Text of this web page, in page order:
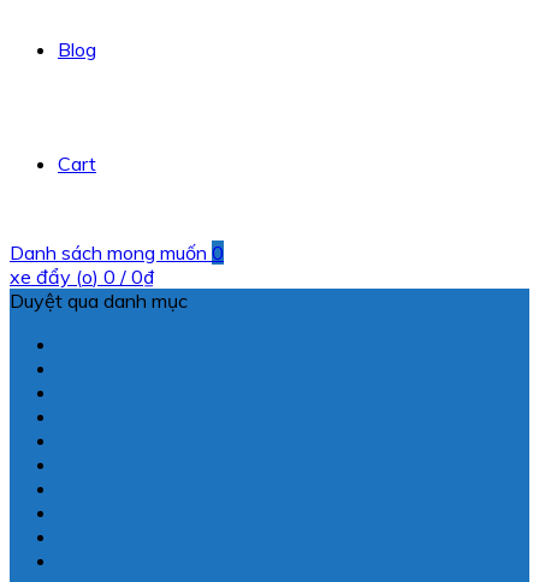
Blog
Cart
Danh sách mong muốn 0
xe đẩy (o) 0 / 0₫
Duyệt qua danh mục